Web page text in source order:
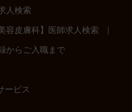
人検索
美容皮膚科】医師求人検索 |
からご入職まで
ービス